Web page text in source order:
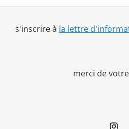
s'inscrire à la lettre
merci de